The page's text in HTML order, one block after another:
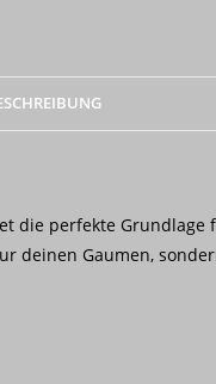
die perfekte
deinen Gaumen,